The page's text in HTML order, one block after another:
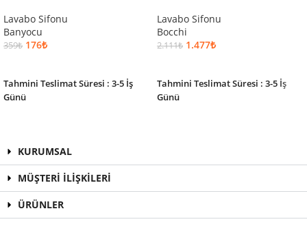
Lavabo Sifonu
Banyocu
359₺ 176₺
Tahmini Teslimat Süresi : 3-5 İş
Günü
Lavabo Sifonu
Bocchi
2.111₺ 1.477₺
Tahmini Teslimat Süresi : 3-5 İş
Günü
KURUMSAL
MÜŞTERİ İLİŞKİLERİ
ÜRÜNLER